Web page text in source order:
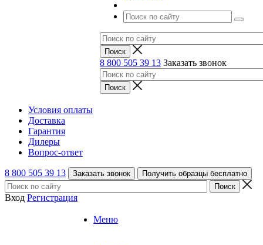
8 800 505 39 13 Заказать звонок
Условия оплаты
Доставка
Гарантия
Дилеры
Вопрос-ответ
8 800 505 39 13 Заказать звонок Получить образцы бесплатно
Вход Регистрация
Меню